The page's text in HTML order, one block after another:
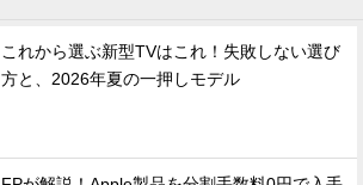
これから選ぶ新型TVはこれ！失敗しない選び
方と、2026年夏の一押しモデル